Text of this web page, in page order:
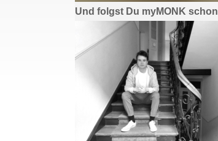
Und folgst Du myMONK schon